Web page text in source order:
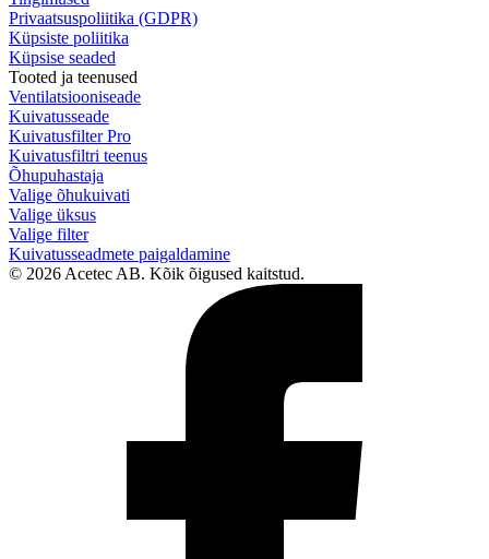
Privaatsuspoliitika (GDPR)
Küpsiste poliitika
Küpsise seaded
Tooted ja teenused
Ventilatsiooniseade
Kuivatusseade
Kuivatusfilter Pro
Kuivatusfiltri teenus
Õhupuhastaja
Valige õhukuivati
Valige üksus
Valige filter
Kuivatusseadmete paigaldamine
© 2026 Acetec AB. Kõik õigused kaitstud.